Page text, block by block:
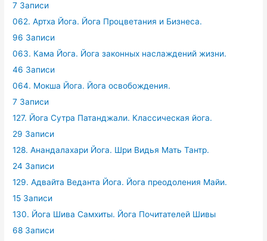
7 Записи
062. Артха Йога. Йога Процветания и Бизнеса.
96 Записи
063. Кама Йога. Йога законных наслаждений жизни.
46 Записи
064. Мокша Йога. Йога освобождения.
7 Записи
127. Йога Сутра Патанджали. Классическая йога.
29 Записи
128. Анандалахари Йога. Шри Видья Мать Тантр.
24 Записи
129. Адвайта Веданта Йога. Йога преодоления Майи.
15 Записи
130. Йога Шива Самхиты. Йога Почитателей Шивы
68 Записи